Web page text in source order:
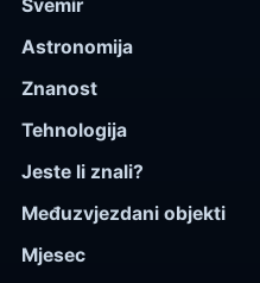
Svemir
Astronomija
Znanost
Tehnologija
Jeste li znali?
Međuzvjezdani objekti
Mjesec